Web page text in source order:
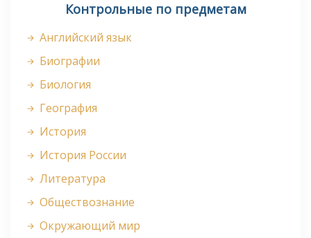
Контрольные по предметам
Английский язык
Биографии
Биология
География
История
История России
Литература
Обществознание
Окружающий мир